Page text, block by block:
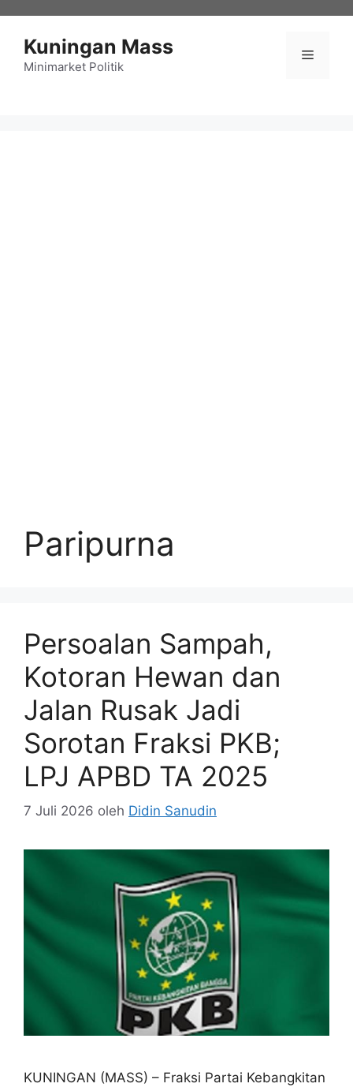
Kuningan Mass
Minimarket Politik
Menu
Paripurna
Persoalan Sampah,
Kotoran Hewan dan
Jalan Rusak Jadi
Sorotan Fraksi PKB;
LPJ APBD TA 2025
7 Juli 2026 oleh Didin Sanudin
KUNINGAN (MASS) – Fraksi Partai Kebangkitan